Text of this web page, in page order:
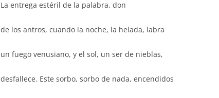
La entrega estéril de la palabra, don
de los antros, cuando la noche, la helada, labra
un fuego venusiano, y el sol, un ser de nieblas,
desfallece. Este sorbo, sorbo de nada, encendidos